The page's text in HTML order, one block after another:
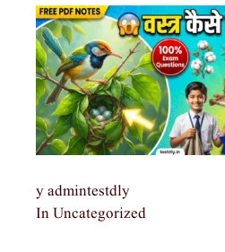
y admintestdly
In Uncategorized